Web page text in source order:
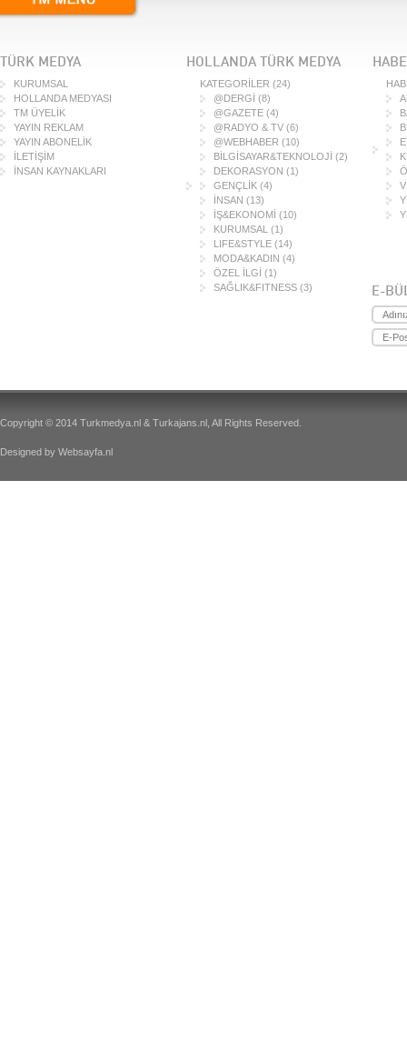
TÜRK MEDYA
KURUMSAL
HOLLANDA MEDYASI
TM ÜYELİK
YAYIN REKLAM
YAYIN ABONELİK
İLETİŞİM
İNSAN KAYNAKLARI
HOLLANDA TÜRK MEDYA
KATEGORİLER (24)
@DERGİ (8)
@GAZETE (4)
@RADYO & TV (6)
@WEBHABER (10)
BİLGİSAYAR&TEKNOLOJİ (2)
DEKORASYON (1)
GENÇLİK (4)
İNSAN (13)
İŞ&EKONOMİ (10)
KURUMSAL (1)
LIFE&STYLE (14)
MODA&KADIN (4)
ÖZEL İLGİ (1)
SAĞLIK&FITNESS (3) E-
Copyright © 2014 Turkmedya.nl & Turkajans.nl, All Rights Reserved.
Designed by Websayfa.nl